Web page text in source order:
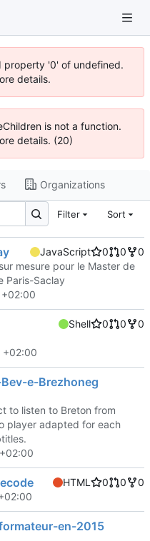
property '0' of undefined.
details.
is not a function.
details. (20)
Organizations
Filter Sort
JavaScript 0 0
0
mesure pour le Master de
Paris-Saclay
Shell 0 0
0
e-Brezhoneg
to listen to Breton from
player adapted for each
HTML 0 0
0
en-2015